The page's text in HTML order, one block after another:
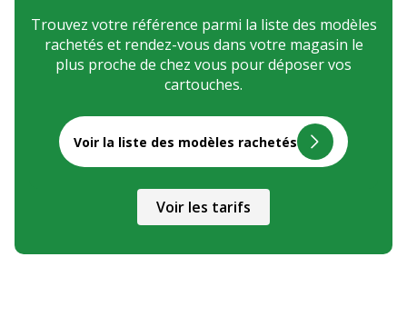
Trouvez votre référence parmi la liste des modèles
rachetés et rendez-vous dans votre magasin le
plus proche de chez vous pour déposer vos
cartouches.
Voir la liste des modèles rachetés
Voir les tarifs